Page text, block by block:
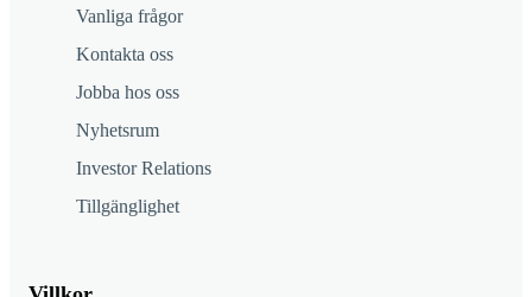
Vanliga frågor
Kontakta oss
Jobba hos oss
Nyhetsrum
Investor Relations
Tillgänglighet